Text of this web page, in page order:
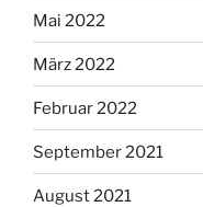
Mai 2022
März 2022
Februar 2022
September 2021
August 2021